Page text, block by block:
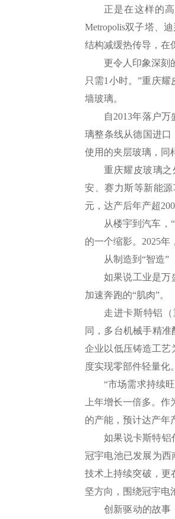
正是在这样的
Metropolis双子塔、
结构减缓热传导，在
更令人印象深刻
只需1小时。”重庆
墙玻璃。
自2013年落户
璃整条线从德国进
使用的夹层玻璃，同
重庆耀皮玻璃
安、赛力斯等新能
元，达产后年产超
从楼宇到汽车，
的一个缩影。2025年
从制造到“智造
如果说工业是万
加速奔跑的“肌肉”。
走进卡斯特铝
同，多台机械手精
企业以低压铸造工艺
度实现零部件轻量化
“市场需求持续
上年增长一倍多。
的产能，预计达产年
如果说卡斯特铝
冠宇电池已发展为西
技术上持续突破，更
坚方向，围绕冠宇电
创新驱动的故事